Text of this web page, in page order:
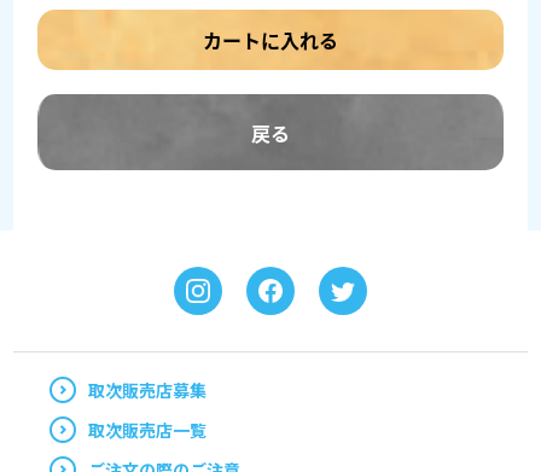
カートに入れる
戻る
取次販売店募集
取次販売店一覧